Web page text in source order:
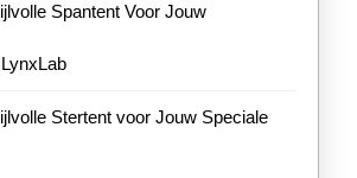
Spantent Voor Jouw
Stertent voor Jouw Speciale